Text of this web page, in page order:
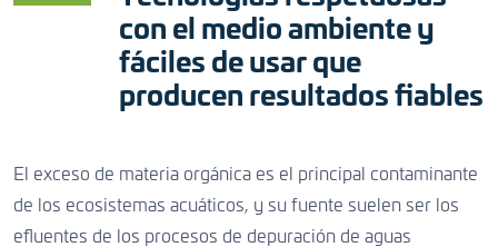
con el medio ambiente y
fáciles de usar que
producen resultados fiables
El exceso de materia orgánica es el principal contaminante
de los ecosistemas acuáticos, y su fuente suelen ser los
efluentes de los procesos de depuración de aguas
CONTACTO